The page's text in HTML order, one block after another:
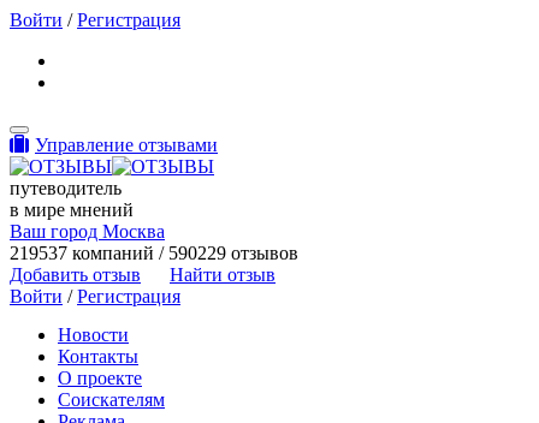
Войти /Регистрация
Toggle navigation
Управление отзывами
путеводитель
в мире мнений
Ваш город Москва
219537 компаний / 590229 отзывов
Добавить отзыв
Найти отзыв
Войти /Регистрация
Новости
Контакты
О проекте
Соискателям